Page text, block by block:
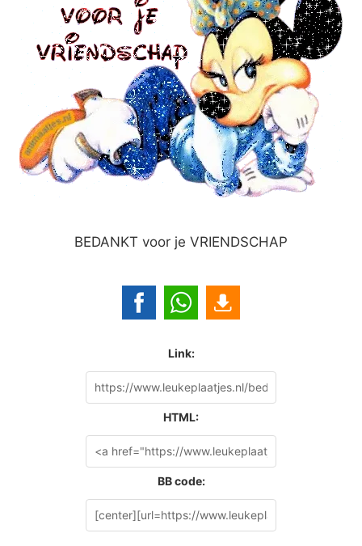
BEDANKT voor je VRIENDSCHAP
Link:
HTML:
BB code: